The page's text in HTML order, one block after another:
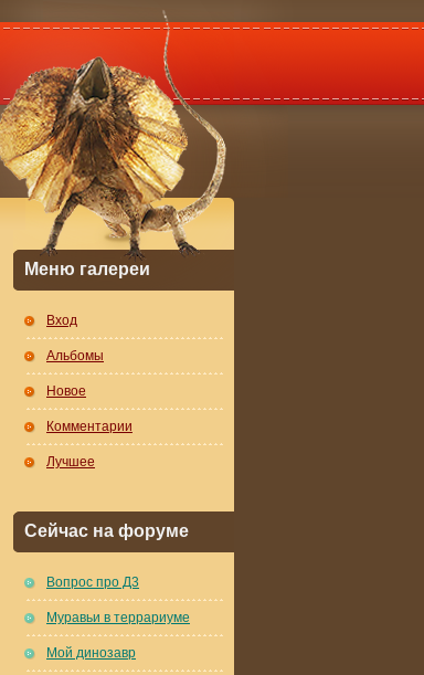
Меню галереи
Вход
Альбомы
Новое
Комментарии
Лучшее
Сейчас на форуме
Вопрос про Д3
Муравьи в террариуме
Мой динозавр